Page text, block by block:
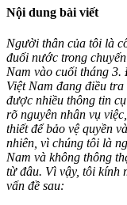
Nội dung bài viết
Người thân của tôi là
đuối nước trong
Nam vào cuối tháng
Việt Nam đang điều
được nhiều thông tin
rõ nguyên nhân vụ
thiết để bảo vệ quyền
nhiên, vì chúng tôi là
Nam và không thông
từ đâu. Vì vậy, tôi kính
vấn đề sau: